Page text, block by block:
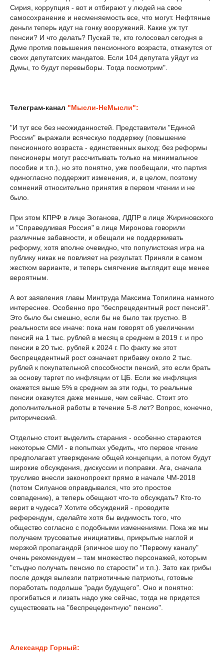
Сирия, коррупция - вот и отбирают у людей на свое
самосохранение и несменяемость все, что могут. Нефтяные
деньги теперь идут на гонку вооружений. Какие уж тут
пенсии? И что делать? Пускай те, кто голосовал сегодня в
Думе против повышения пенсионного возраста, откажутся от
своих депутатских мандатов. Если 104 депутата уйдут из
Думы, то будут перевыборы. Тогда посмотрим".
Телеграм-канал "Мысли-НеМысли":
"И тут все без неожиданностей. Представители "Единой
России" выражали всяческую поддержку (повышение
пенсионного возраста - единственных выход; без реформы
пенсионеры могут рассчитывать только на минимальное
пособие и т.п.), но это понятно, уже пообещали, что партия
единогласно поддержит изменения, и, в целом, поэтому
сомнений относительно принятия в первом чтении и не
было.
При этом КПРФ в лице Зюганова, ЛДПР в лице Жириновского
и "Справедливая Россия" в лице Миронова говорили
различные забавности, и обещали не поддерживать
реформу, хотя вполне очевидно, что популистская игра на
публику никак не повлияет на результат. Приняли в самом
жестком варианте, и теперь смягчение выглядит еще менее
вероятным.
А вот заявления главы Минтруда Максима Топилина намного
интереснее. Особенно про "беспрецедентный рост пенсий".
Это было бы смешно, если бы не было так грустно. В
реальности все иначе: пока нам говорят об увеличении
пенсий на 1 тыс. рублей в месяц в среднем в 2019 г. и про
пенсии в 20 тыс. рублей к 2024 г. По факту же этот
беспрецедентный рост означает прибавку около 2 тыс.
рублей к покупательной способности пенсий, это если брать
за основу таргет по инфляции от ЦБ. Если же инфляция
окажется выше 5% в среднем за эти годы, то реальные
пенсии окажутся даже меньше, чем сейчас. Стоит это
дополнительной работы в течение 5-8 лет? Вопрос, конечно,
риторический.
Отдельно стоит выделить старания - особенно стараются
некоторые СМИ - в попытках убедить, что первое чтение
предполагает утверждение общей концепции, а потом будут
широкие обсуждения, дискуссии и поправки. Ага, сначала
трусливо внесли законопроект прямо в начале ЧМ-2018
(потом Силуанов оправдывался, что это простое
совпадение), а теперь обещают что-то обсуждать? Кто-то
верит в чудеса? Хотите обсуждений - проводите
референдум, сделайте хотя бы видимость того, что
общество согласно с подобными изменениями. Пока же мы
получаем трусоватые инициативы, прикрытые наглой и
мерзкой пропагандой (эпичное шоу по "Первому каналу"
очень рекомендуем – там множество персонажей, которым
"стыдно получать пенсию по старости" и т.п.). Зато как грибы
после дождя вылезли патриотичные патриоты, готовые
поработать подольше "ради будущего". Оно и понятно:
прогибаться и лизать надо уже сейчас, тогда не придется
существовать на "беспрецедентную" пенсию".
Александр Горный: